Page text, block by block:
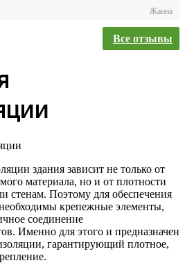
Жанна
Все отзывы
здания зависит не только от
материала, но и от плотности
стенам. Поэтому для обеспечения
крепежные элементы,
соединение
Именно для этого и предназначен
гарантирующий плотное,